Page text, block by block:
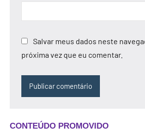
Salvar meus dados neste
próxima vez que eu comentar.